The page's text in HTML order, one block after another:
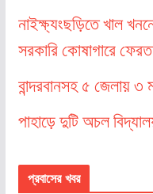
নাইক্ষ্যংছড়িতে খাল
সরকারি কোষাগারে
বান্দরবানসহ ৫ জেলায়
পাহাড়ে দুটি অচল
প্রবাসের খবর